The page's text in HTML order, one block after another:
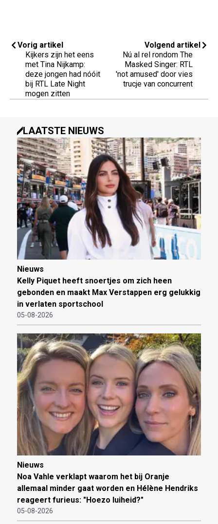
Vorig artikel
Kijkers zijn het eens
met Tina Nijkamp:
deze jongen had nóóit
bij RTL Late Night
mogen zitten
Volgend artikel
Nú al rel rondom The
Masked Singer: RTL
'not amused' door vies
trucje van concurrent
LAATSTE NIEUWS
Nieuws
Kelly Piquet heeft snoertjes om zich heen
gebonden en maakt Max Verstappen erg gelukkig
in verlaten sportschool
05-08-2026
Nieuws
Noa Vahle verklapt waarom het bij Oranje
allemaal minder gaat worden en Hélène Hendriks
reageert furieus: "Hoezo luiheid?"
05-08-2026